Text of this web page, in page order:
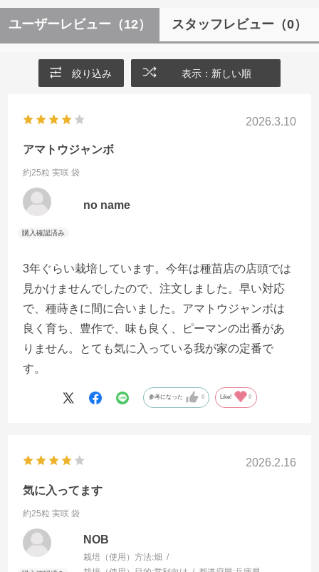
ユーザーレビュー （12） スタッフレビュー （0）
絞り込み 表示：新しい順
2026.3.10
アマトウジャンボ
約25粒 実咲 袋
no name
3年ぐらい栽培しています。今年は種苗店の店頭では
見かけませんでしたので、注文しました。早い対応
で、種蒔きに間に合いました。アマトウジャンボは
良く育ち、豊作で、味も良く、ピーマンの出番があ
りません。とても気に入っている我が家の定番で
す。
参考になった 0 Like! 0
2026.2.16
気に入ってます
約25粒 実咲 袋
NOB
栽培（使用）方法:畑